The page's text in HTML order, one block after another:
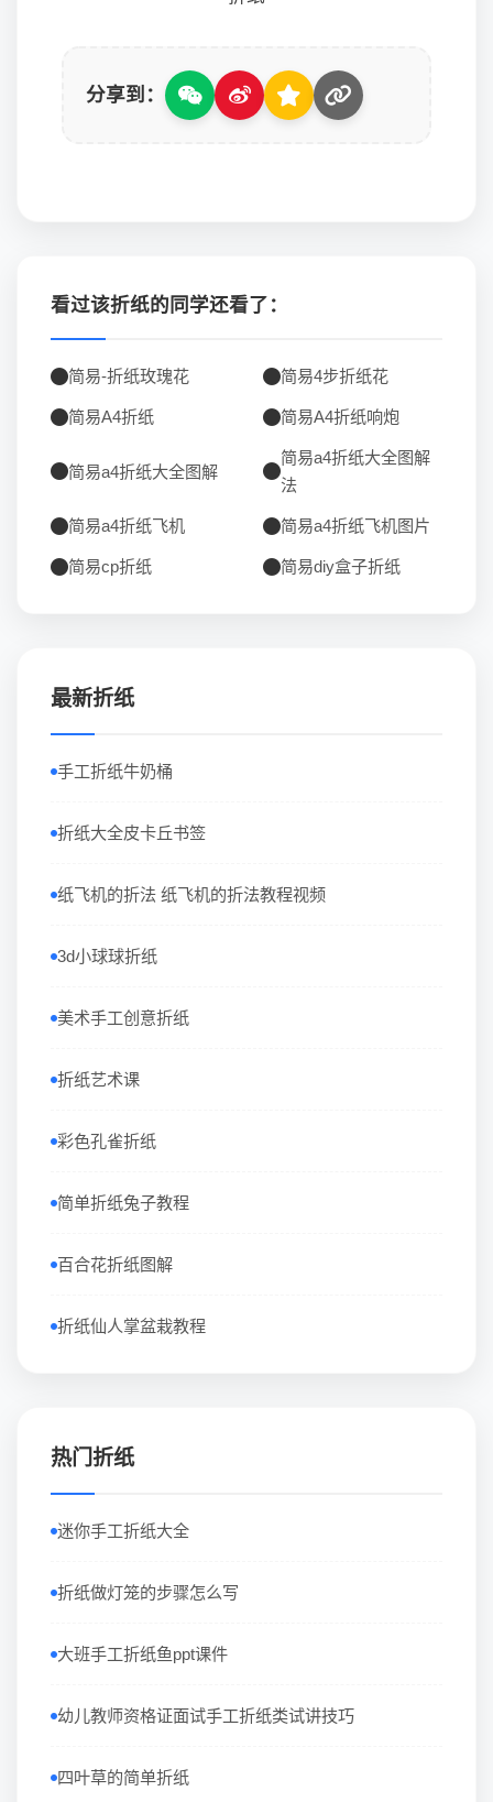
分享到：
看过该折纸的同学还看了：
简易-折纸玫瑰花 简易4步折纸花
简易A4折纸 简易A4折纸响炮
简易a4折纸大全图解
简易a4折纸大全图解
法
简易a4折纸飞机 简易a4折纸飞机图片
简易cp折纸 简易diy盒子折纸
最新折纸
手工折纸牛奶桶
折纸大全皮卡丘书签
纸飞机的折法 纸飞机的折法教程视频
3d小球球折纸
美术手工创意折纸
折纸艺术课
彩色孔雀折纸
简单折纸兔子教程
百合花折纸图解
折纸仙人掌盆栽教程
热门折纸
迷你手工折纸大全
折纸做灯笼的步骤怎么写
大班手工折纸鱼ppt课件
幼儿教师资格证面试手工折纸类试讲技巧
四叶草的简单折纸